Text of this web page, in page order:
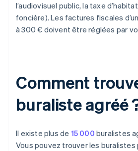
l’audiovisuel public, la taxe
foncière). Les factures fiscales
à 300 € doivent être réglées par
Comment
buraliste agréé
Il existe plus de 15 000 buralistes
Vous pouvez trouver les